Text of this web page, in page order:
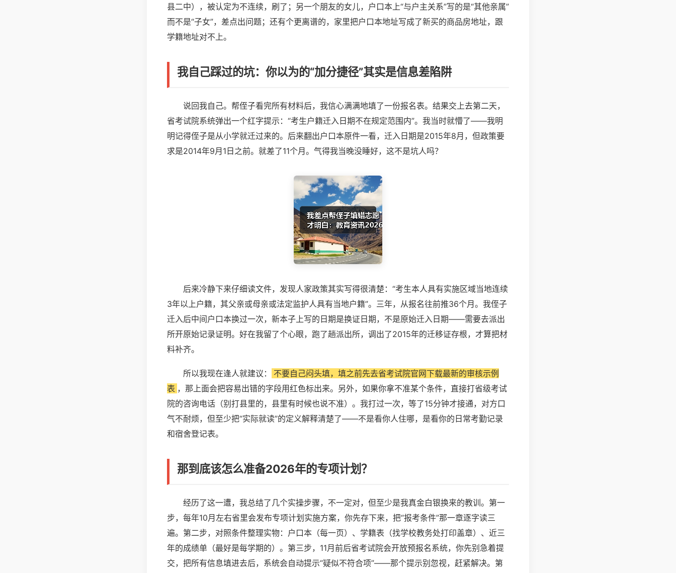
县二中），被认定为不连续，刷了；另一个朋友的女儿，户口本上“与户主关系”写的是“其他亲属”
而不是“子女”，差点出问题；还有个更离谱的，家里把户口本地址写成了新买的商品房地址，跟
学籍地址对不上。
我自己踩过的坑：你以为的“加分捷径”其实是信息差陷阱
说回我自己。帮侄子看完所有材料后，我信心满满地填了一份报名表。结果交上去第二天，
省考试院系统弹出一个红字提示：“考生户籍迁入日期不在规定范围内”。我当时就懵了——我明
明记得侄子是从小学就迁过来的。后来翻出户口本原件一看，迁入日期是2015年8月，但政策要
求是2014年9月1日之前。就差了11个月。气得我当晚没睡好，这不是坑人吗？
后来冷静下来仔细读文件，发现人家政策其实写得很清楚：“考生本人具有实施区域当地连续
3年以上户籍，其父亲或母亲或法定监护人具有当地户籍”。三年，从报名往前推36个月。我侄子
迁入后中间户口本换过一次，新本子上写的日期是换证日期，不是原始迁入日期——需要去派出
所开原始记录证明。好在我留了个心眼，跑了趟派出所，调出了2015年的迁移证存根，才算把材
料补齐。
所以我现在逢人就建议：
不要自己闷头填，填之前先去省考试院官网下载最新的审核示例
表 ，那上面会把容易出错的字段用红色标出来。另外，如果你拿不准某个条件，直接打省级考试
院的咨询电话（别打县里的，县里有时候也说不准）。我打过一次，等了15分钟才接通，对方口
气不耐烦，但至少把“实际就读”的定义解释清楚了——不是看你人住哪，是看你的日常考勤记录
和宿舍登记表。
那到底该怎么准备2026年的专项计划？
经历了这一遭，我总结了几个实操步骤，不一定对，但至少是我真金白银换来的教训。第一
步，每年10月左右省里会发布专项计划实施方案，你先存下来，把“报考条件”那一章逐字读三
遍。第二步，对照条件整理实物：户口本（每一页）、学籍表（找学校教务处打印盖章）、近三
年的成绩单（最好是每学期的）。第三步，11月前后省考试院会开放预报名系统，你先别急着提
交，把所有信息填进去后，系统会自动提示“疑似不符合项”——那个提示别忽视，赶紧解决。第